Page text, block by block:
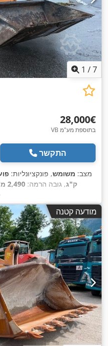
1 /7
‏28,000 ‏€
VB בתוספת מע"מ
התקשר
מצב: משומש, פונקציונליות:
ק"ג, גובה הרמה: 2,490 מ"מ
, גובה
,,
מודעה קטנה